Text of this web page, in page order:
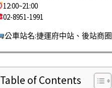
12:00~21:00
02-8951-1991
公車站名:捷運府中站、後站商圈
Table of Contents